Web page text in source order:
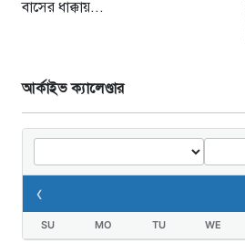
বাসের ধাক্কায়...
আর্কাইভ ক্যালেণ্ডার
‹
SU MO TU WE